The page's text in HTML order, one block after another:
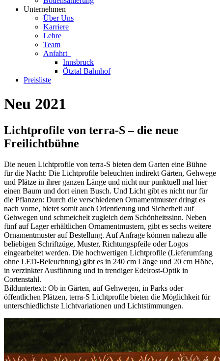
Unternehmen
Über Uns
Karriere
Lehre
Team
Anfahrt
Innsbruck
Ötztal Bahnhof
Preisliste
Neu 2021
Lichtprofile von terra-S – die neue
Freilichtbühne
Die neuen Lichtprofile von terra-S bieten dem Garten eine Bühne
für die Nacht: Die Lichtprofile beleuchten indirekt Gärten, Gehwege
und Plätze in ihrer ganzen Länge und nicht nur punktuell mal hier
einen Baum und dort einen Busch. Und Licht gibt es nicht nur für
die Pflanzen: Durch die verschiedenen Ornamentmuster dringt es
nach vorne, bietet somit auch Orientierung und Sicherheit auf
Gehwegen und schmeichelt zugleich dem Schönheitssinn. Neben
fünf auf Lager erhältlichen Ornamentmustern, gibt es sechs weitere
Ornamentmuster auf Bestellung. Auf Anfrage können nahezu alle
beliebigen Schriftzüge, Muster, Richtungspfeile oder Logos
eingearbeitet werden. Die hochwertigen Lichtprofile (Lieferumfang
ohne LED-Beleuchtung) gibt es in 240 cm Länge und 20 cm Höhe,
in verzinkter Ausführung und in trendiger Edelrost-Optik in
Cortenstahl.
Bilduntertext: Ob in Gärten, auf Gehwegen, in Parks oder
öffentlichen Plätzen, terra-S Lichtprofile bieten die Möglichkeit für
unterschiedlichste Lichtvariationen und Lichtstimmungen.